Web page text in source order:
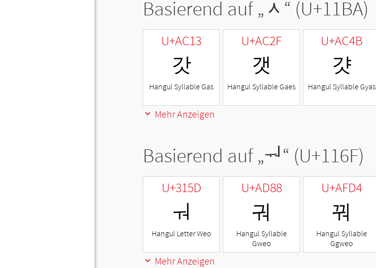
Basierend auf „ ᆺ “ (U+11BA)
U+AC13
갓
Hangul Syllable Gas
U+AC2F
갯
Hangul Syllable Gaes
U+AC4B
걋
Hangul Syllable Gyas
Mehr Anzeigen
Basierend auf „ᅯ“ (U+116F)
U+315D
ㅝ
Hangul Letter Weo
U+AD88
궈
Hangul Syllable
Gweo
U+AFD4
꿔
Hangul Syllable
Ggweo
Mehr Anzeigen